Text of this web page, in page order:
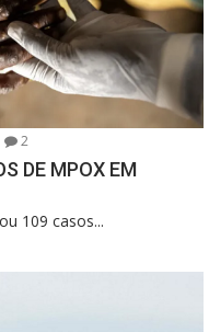
2
DE MPOX EM
109 casos...